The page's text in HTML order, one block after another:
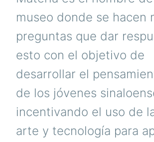
museo donde se hacen
preguntas que dar
esto con el objetivo de
desarrollar el
de los jóvenes
incentivando el uso de
arte y tecnología para